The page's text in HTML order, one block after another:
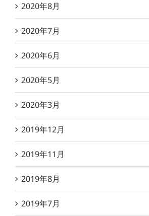
2020年8月
2020年7月
2020年6月
2020年5月
2020年3月
2019年12月
2019年11月
2019年8月
2019年7月